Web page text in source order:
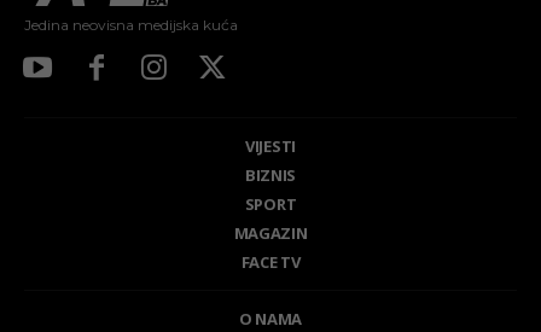
Jedina neovisna medijska kuća
VIJESTI
BIZNIS
SPORT
MAGAZIN
FACE TV
O NAMA